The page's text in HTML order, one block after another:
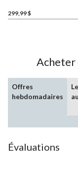
avec embouts et douilles
299,99 $
Acheter
Offres
hebdomadaires
Évaluations